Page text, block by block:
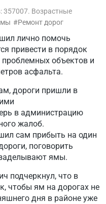
357007. Возрастные
Ремонт дорог
лично помочь
привести в порядок
объектов и
асфальта.
дороги пришли в
в администрацию
жалоб.
сам прибыть на один
поговорить
ямы.
подчеркнул, что в
чтобы ям на дорогах не
дня в районе уже